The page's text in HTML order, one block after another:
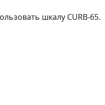
шкалу CURB-65.